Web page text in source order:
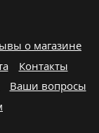
о магазине
Контакты
Ваши вопросы